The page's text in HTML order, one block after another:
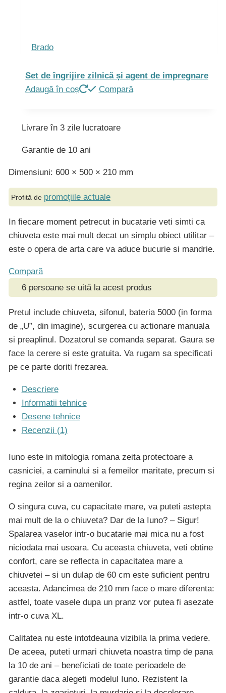
Brado
Set de îngrijire zilnică și agent de impregnare
Adaugă în coș
Compară
Livrare în 3 zile lucratoare
Garantie de 10 ani
Dimensiuni: 600 × 500 × 210 mm
Profită de promoțiile actuale
In fiecare moment petrecut in bucatarie veti simti ca
chiuveta este mai mult decat un simplu obiect utilitar –
este o opera de arta care va aduce bucurie si mandrie.
Compară
6 persoane se uită la acest produs
Pretul include chiuveta, sifonul, bateria 5000 (in forma
de „U”, din imagine), scurgerea cu actionare manuala
si preaplinul. Dozatorul se comanda separat. Gaura se
face la cerere si este gratuita. Va rugam sa specificati
pe ce parte doriti frezarea.
Descriere
Informatii tehnice
Desene tehnice
Recenzii (1)
Iuno este in mitologia romana zeita protectoare a
casniciei, a caminului si a femeilor maritate, precum si
regina zeilor si a oamenilor.
O singura cuva, cu capacitate mare, va puteti astepta
mai mult de la o chiuveta? Dar de la Iuno? – Sigur!
Spalarea vaselor intr-o bucatarie mai mica nu a fost
niciodata mai usoara. Cu aceasta chiuveta, veti obtine
confort, care se reflecta in capacitatea mare a
chiuvetei – si un dulap de 60 cm este suficient pentru
aceasta. Adancimea de 210 mm face o mare diferenta:
astfel, toate vasele dupa un pranz vor putea fi asezate
intr-o cuva XL.
Calitatea nu este intotdeauna vizibila la prima vedere.
De aceea, puteti urmari chiuveta noastra timp de pana
la 10 de ani – beneficiati de toate perioadele de
garantie daca alegeti modelul Iuno. Rezistent la